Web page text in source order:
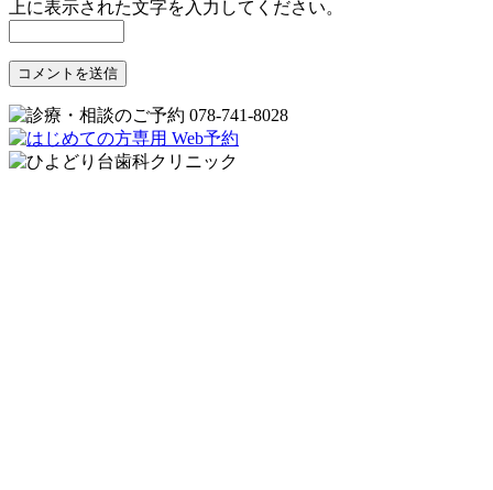
上に表示された文字を入力してください。